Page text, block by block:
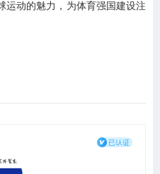
运动的魅力，为体育强国建设注